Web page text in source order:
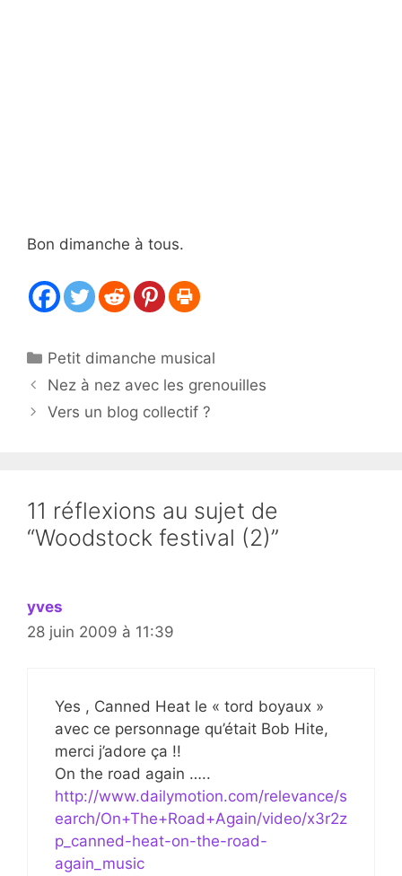
Bon dimanche à tous.
Catégories
Petit dimanche musical
Nez à nez avec les grenouilles
Vers un blog collectif ?
11 réflexions au sujet de
“Woodstock festival (2)”
yves
28 juin 2009 à 11:39
Yes , Canned Heat le « tord boyaux »
avec ce personnage qu’était Bob Hite,
merci j’adore ça !!
On the road again …..
http://www.dailymotion.com/relevance/s
earch/On+The+Road+Again/video/x3r2z
p_canned-heat-on-the-road-
again_music